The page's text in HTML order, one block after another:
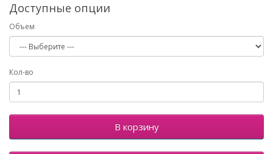
Доступные опции
Объем
Кол-во
В корзину